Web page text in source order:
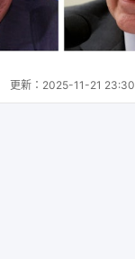
更新： 2025-11-21 23:30